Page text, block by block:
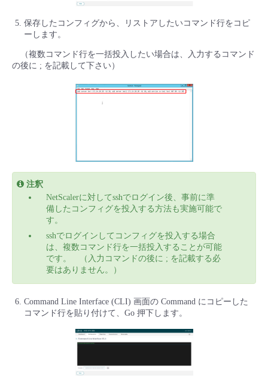
保存したコンフィグから、リストアしたいコマンド行をコピ
ーします。
（複数コマンド行を一括投入したい場合は、入力するコマンド
の後に ; を記載して下さい）
注釈
NetScalerに対してsshでログイン後、事前に準
備したコンフィグを投入する方法も実施可能で
す。
sshでログインしてコンフィグを投入する場合
は、複数コマンド行を一括投入することが可能
です。 （入力コマンドの後に ; を記載する必
要はありません。）
Command Line Interface (CLI) 画面の Command にコピーした
コマンド行を貼り付けて、Go 押下します。